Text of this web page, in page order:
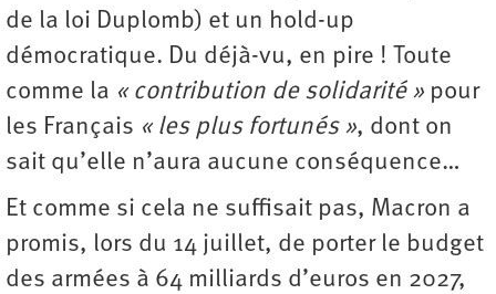
de la loi Duplomb) et un hold-up
démocratique. Du déjà-vu, en pire ! Toute
comme la « contribution de solidarité » pour
les Français « les plus fortunés », dont on
sait qu’elle n’aura aucune conséquence…
Et comme si cela ne suffisait pas, Macron a
promis, lors du 14 juillet, de porter le budget
des armées à 64 milliards d’euros en 2027,